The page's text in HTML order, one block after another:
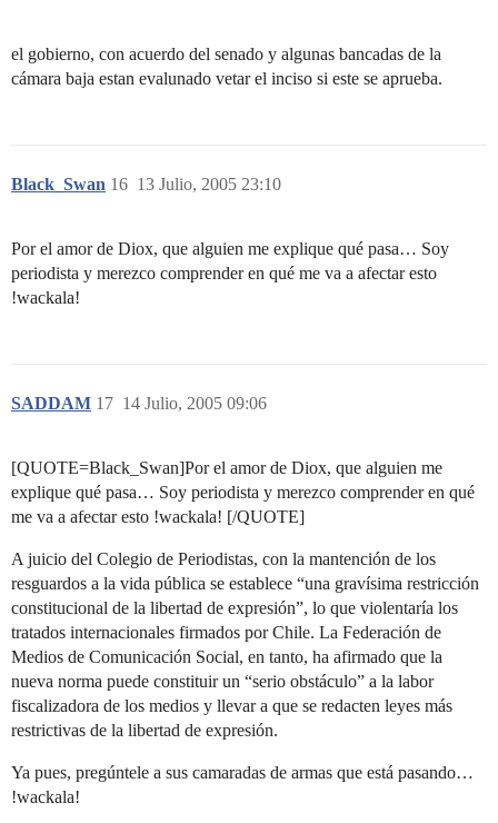
el gobierno, con acuerdo del senado y algunas bancadas de la
cámara baja estan evalunado vetar el inciso si este se aprueba.
Black_Swan 13 Julio, 2005 23:10
16
Por el amor de Diox, que alguien me explique qué pasa… Soy
periodista y merezco comprender en qué me va a afectar esto
!wackala!
SADDAM 14 Julio, 2005 09:06
17
[QUOTE=Black_Swan]Por el amor de Diox, que alguien me
explique qué pasa… Soy periodista y merezco comprender en qué
me va a afectar esto !wackala! [/QUOTE]
A juicio del Colegio de Periodistas, con la mantención de los
resguardos a la vida pública se establece “una gravísima restricción
constitucional de la libertad de expresión”, lo que violentaría los
tratados internacionales firmados por Chile. La Federación de
Medios de Comunicación Social, en tanto, ha afirmado que la
nueva norma puede constituir un “serio obstáculo” a la labor
fiscalizadora de los medios y llevar a que se redacten leyes más
restrictivas de la libertad de expresión.
Ya pues, pregúntele a sus camaradas de armas que está pasando…
!wackala!